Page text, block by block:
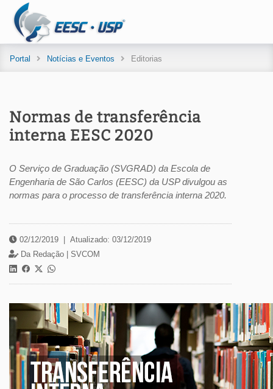
Portal Notícias e Eventos Editorias
Normas de transferência
interna EESC 2020
O Serviço de Graduação (SVGRAD) da Escola de
Engenharia de São Carlos (EESC) da USP divulgou as
normas para o processo de transferência interna 2020.
02/12/2019
Atualizado: 03/12/2019
Da Redação | SVCOM